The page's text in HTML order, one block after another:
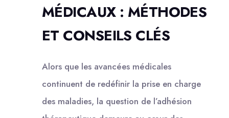
MÉDICAUX : MÉTHODES
ET CONSEILS CLÉS
Alors que les avancées médicales
continuent de redéfinir la prise en charge
des maladies, la question de l’adhésion